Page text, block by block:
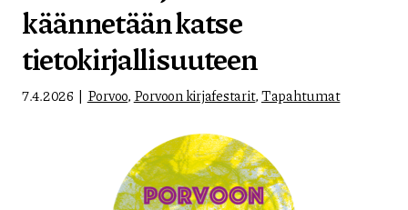
käännetään katse
tietokirjallisuuteen
7.4.2026 Porvoo, Porvoon kirjafestarit,Tapahtumat